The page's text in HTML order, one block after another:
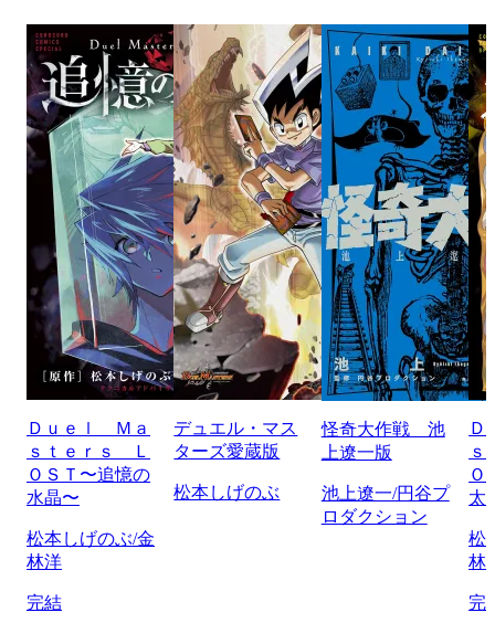
Ｄｕｅｌ Ｍａ
ｓｔｅｒｓ Ｌ
ＯＳＴ〜追憶の
水晶〜
松本しげのぶ/金
林洋
完結
デュエル・マス
ターズ愛蔵版
松本しげのぶ
怪奇大作戦 池
上遼一版
池上遼一/円谷プ
ロダクション
Ｄ
Ｏ
太
松
林
完